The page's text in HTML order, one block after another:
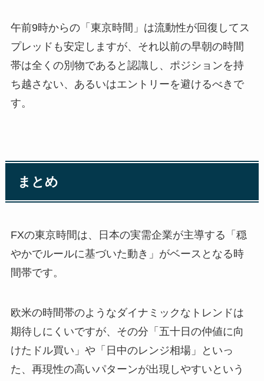
午前9時からの「東京時間」は流動性が回復してス
プレッドも安定しますが、それ以前の早朝の時間
帯は全くの別物であると認識し、ポジションを持
ち越さない、あるいはエントリーを避けるべきで
す。
まとめ
FXの東京時間は、日本の実需企業が主導する「穏
やかでルールに基づいた動き」がベースとなる時
間帯です。
欧米の時間帯のようなダイナミックなトレンドは
期待しにくいですが、その分「五十日の仲値に向
けたドル買い」や「日中のレンジ相場」といっ
た、再現性の高いパターンが出現しやすいという